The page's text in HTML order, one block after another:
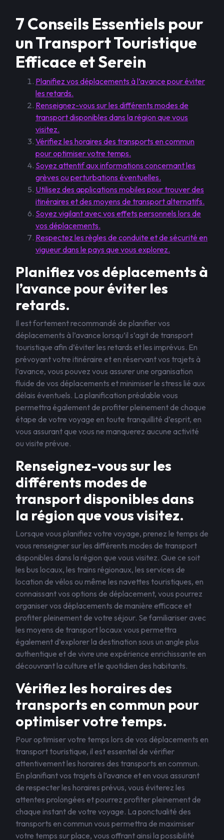
7 Conseils Essentiels pour
un Transport Touristique
Efficace et Serein
Planifiez vos déplacements à l’avance pour éviter
les retards.
Renseignez-vous sur les différents modes de
transport disponibles dans la région que vous
visitez.
Vérifiez les horaires des transports en commun
pour optimiser votre temps.
Soyez attentif aux informations concernant les
grèves ou perturbations éventuelles.
Utilisez des applications mobiles pour trouver des
itinéraires et des moyens de transport alternatifs.
Soyez vigilant avec vos effets personnels lors de
vos déplacements.
Respectez les règles de conduite et de sécurité en
vigueur dans le pays que vous explorez.
Planifiez vos déplacements à
l’avance pour éviter les
retards.
Il est fortement recommandé de planifier vos
déplacements à l’avance lorsqu’il s’agit de transport
touristique afin d’éviter les retards et les imprévus. En
prévoyant votre itinéraire et en réservant vos trajets à
l’avance, vous pouvez vous assurer une organisation
fluide de vos déplacements et minimiser le stress lié aux
délais éventuels. La planification préalable vous
permettra également de profiter pleinement de chaque
étape de votre voyage en toute tranquillité d’esprit, en
vous assurant que vous ne manquerez aucune activité
ou visite prévue.
Renseignez-vous sur les
différents modes de
transport disponibles dans
la région que vous visitez.
Lorsque vous planifiez votre voyage, prenez le temps de
vous renseigner sur les différents modes de transport
disponibles dans la région que vous visitez. Que ce soit
les bus locaux, les trains régionaux, les services de
location de vélos ou même les navettes touristiques, en
connaissant vos options de déplacement, vous pourrez
organiser vos déplacements de manière efficace et
profiter pleinement de votre séjour. Se familiariser avec
les moyens de transport locaux vous permettra
également d’explorer la destination sous un angle plus
authentique et de vivre une expérience enrichissante en
découvrant la culture et le quotidien des habitants.
Vérifiez les horaires des
transports en commun pour
optimiser votre temps.
Pour optimiser votre temps lors de vos déplacements en
transport touristique, il est essentiel de vérifier
attentivement les horaires des transports en commun.
En planifiant vos trajets à l’avance et en vous assurant
de respecter les horaires prévus, vous éviterez les
attentes prolongées et pourrez profiter pleinement de
chaque instant de votre voyage. La ponctualité des
transports en commun vous permettra de maximiser
votre temps sur place, vous offrant ainsi la possibilité